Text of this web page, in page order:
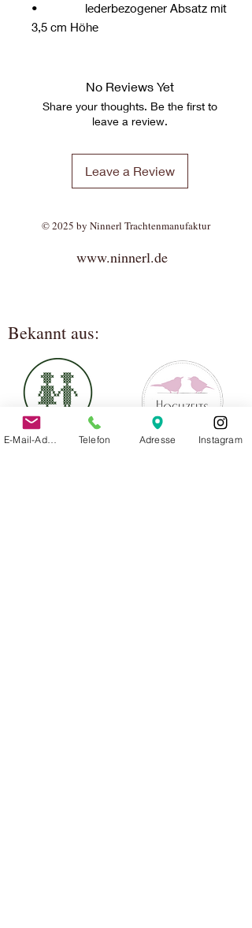
• lederbezogener Absatz mit
3,5 cm Höhe
No Reviews Yet
Share your thoughts. Be the first to
leave a review.
Leave a Review
© 2025 by Ninnerl Trachtenmanufaktur
www.ninnerl.de
Bekannt aus:
E-Mail-Adresse Telefon Adresse Instagram